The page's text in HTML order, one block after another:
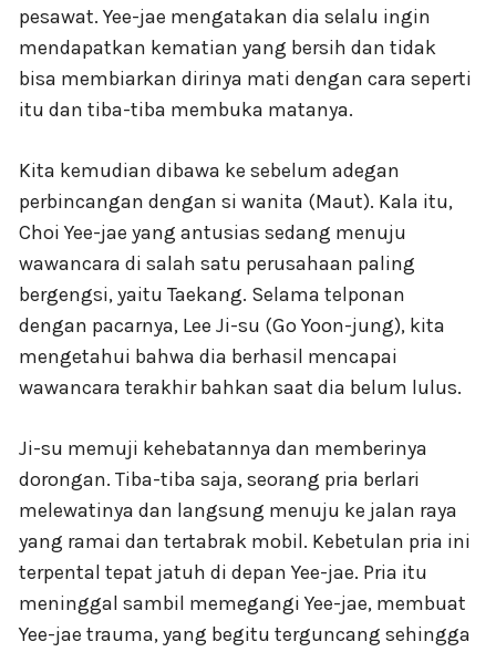
pesawat. Yee-jae mengatakan dia selalu ingin
mendapatkan kematian yang bersih dan tidak
bisa membiarkan dirinya mati dengan cara seperti
itu dan tiba-tiba membuka matanya.
Kita kemudian dibawa ke sebelum adegan
perbincangan dengan si wanita (Maut). Kala itu,
Choi Yee-jae yang antusias sedang menuju
wawancara di salah satu perusahaan paling
bergengsi, yaitu Taekang. Selama telponan
dengan pacarnya, Lee Ji-su (Go Yoon-jung), kita
mengetahui bahwa dia berhasil mencapai
wawancara terakhir bahkan saat dia belum lulus.
Ji-su memuji kehebatannya dan memberinya
dorongan. Tiba-tiba saja, seorang pria berlari
melewatinya dan langsung menuju ke jalan raya
yang ramai dan tertabrak mobil. Kebetulan pria ini
terpental tepat jatuh di depan Yee-jae. Pria itu
meninggal sambil memegangi Yee-jae, membuat
Yee-jae trauma, yang begitu terguncang sehingga